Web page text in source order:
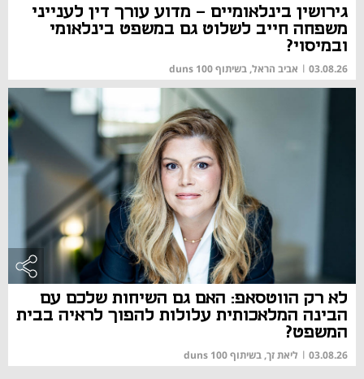
גירושין בינלאומיים – מדוע עורך דין לענייני
משפחה חייב לשלוט גם במשפט בינלאומי
ובמיסוי?
03.08.26
| אביב הראל, בשיתוף duns 100
לא רק הווטסאפ: האם גם השיחות שלכם עם
הבינה המלאכותית עלולות להפוך לראיה בבית
המשפט?
03.08.26
| ליאת זך, בשיתוף duns 100